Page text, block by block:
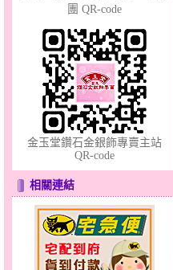
團 QR-code
金玉堂鑽石金銀飾專賣主站
QR-code
相關連結